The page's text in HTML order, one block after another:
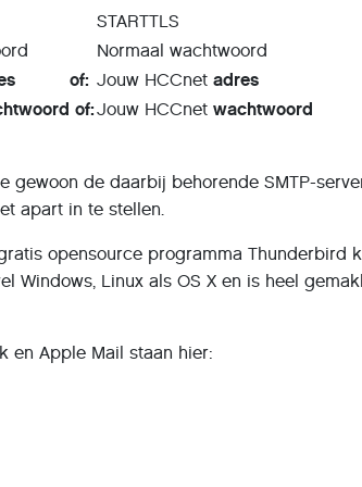
STARTTLS
Normaal wachtwoord
of: Jouw HCCnetadres
of:Jouw HCCnetwachtwoord
gewoon de daarbij behorende SMTP-
apart in te stellen.
opensource programma Thunderbird
Windows, Linux als OS X en is heel
en Apple Mail staan hier: